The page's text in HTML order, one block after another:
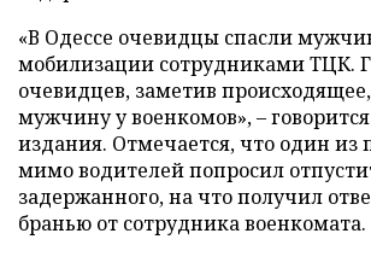
«В Одессе очевидцы спасли
мобилизации сотрудниками ТЦК.
очевидцев, заметив
мужчину у военкомов», –
издания. Отмечается, что один из
мимо водителей попросил
задержанного, на что получил
бранью от сотрудника военкомата.